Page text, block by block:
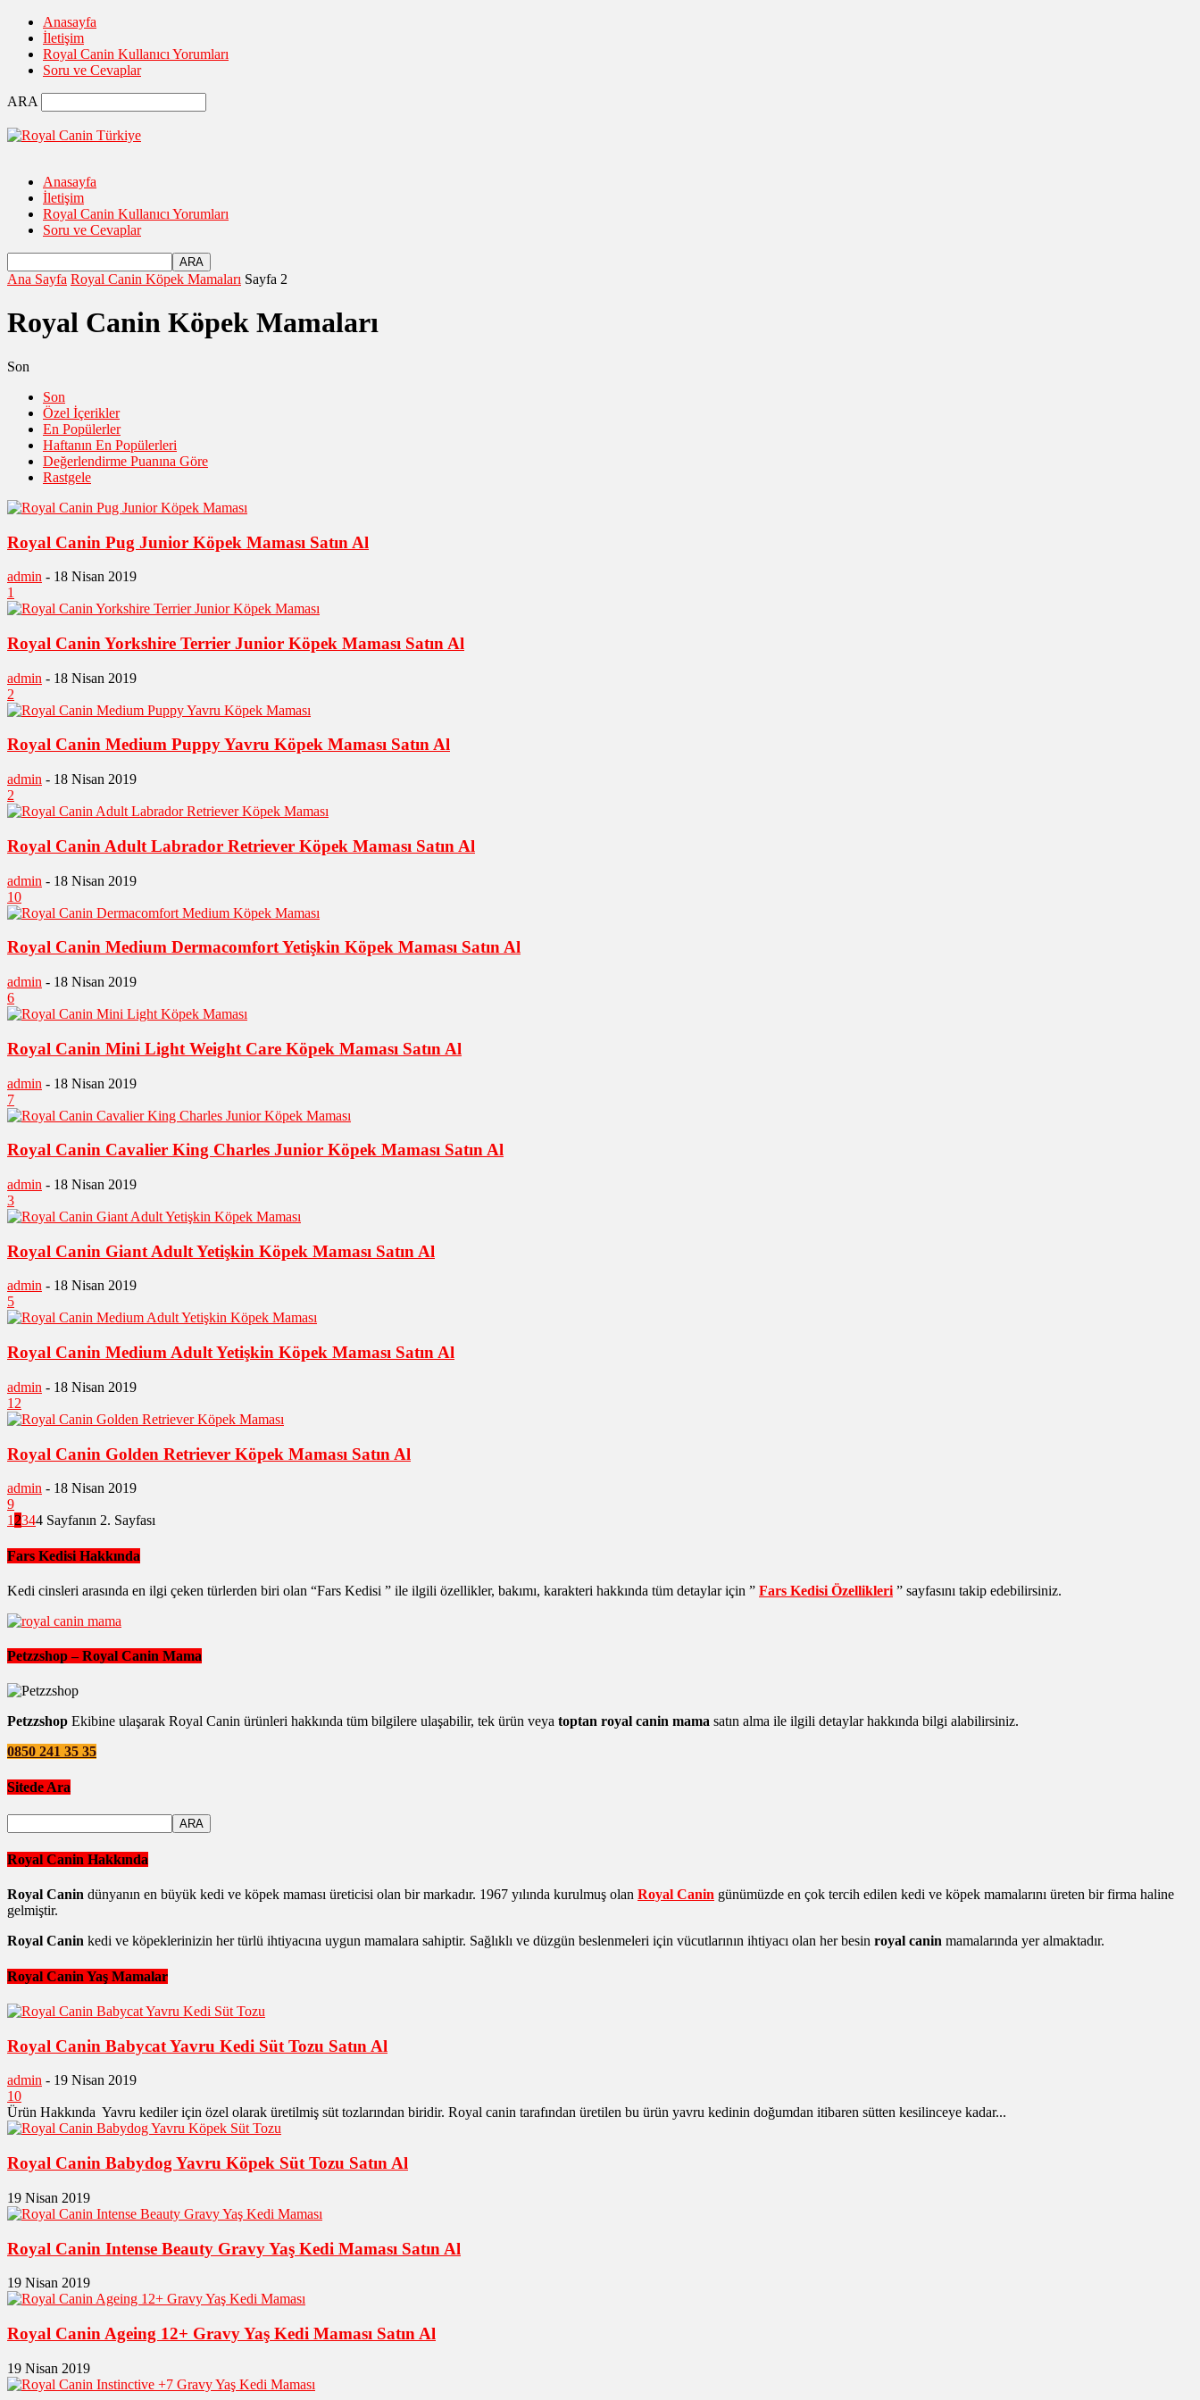
Anasayfa
İletişim
Royal Canin Kullanıcı Yorumları
Soru ve Cevaplar
ARA
Anasayfa
İletişim
Royal Canin Kullanıcı Yorumları
Soru ve Cevaplar
Ana Sayfa Royal Canin Köpek Mamaları Sayfa 2
Royal Canin Köpek Mamaları
Son
Son
Özel İçerikler
En Popülerler
Haftanın En Popülerleri
Değerlendirme Puanına Göre
Rastgele
Royal Canin Pug Junior Köpek Maması Satın Al
admin - 18 Nisan 2019
1
Royal Canin Yorkshire Terrier Junior Köpek Maması Satın Al
admin - 18 Nisan 2019
2
Royal Canin Medium Puppy Yavru Köpek Maması Satın Al
admin - 18 Nisan 2019
2
Royal Canin Adult Labrador Retriever Köpek Maması Satın Al
admin - 18 Nisan 2019
10
Royal Canin Medium Dermacomfort Yetişkin Köpek Maması Satın Al
admin - 18 Nisan 2019
6
Royal Canin Mini Light Weight Care Köpek Maması Satın Al
admin - 18 Nisan 2019
7
Royal Canin Cavalier King Charles Junior Köpek Maması Satın Al
admin - 18 Nisan 2019
3
Royal Canin Giant Adult Yetişkin Köpek Maması Satın Al
admin - 18 Nisan 2019
5
Royal Canin Medium Adult Yetişkin Köpek Maması Satın Al
admin - 18 Nisan 2019
12
Royal Canin Golden Retriever Köpek Maması Satın Al
admin - 18 Nisan 2019
9
1 2344 Sayfanın 2. Sayfası
Fars Kedisi Hakkında
Kedi cinsleri arasında en ilgi çeken türlerden biri olan “Fars Kedisi ” ile ilgili özellikler, bakımı, karakteri hakkında tüm detaylar için ” Fars Kedisi Özellikleri ” sayfasını takip edebilirsiniz.
Petzzshop – Royal Canin Mama
Petzzshop Ekibine ulaşarak Royal Canin ürünleri hakkında tüm bilgilere ulaşabilir, tek ürün veya toptan royal canin mama satın alma ile ilgili detaylar hakkında bilgi alabilirsiniz.
0850 241 35 35
Sitede Ara
Royal Canin Hakkında
Royal Canin dünyanın en büyük kedi ve köpek maması üreticisi olan bir markadır. 1967 yılında kurulmuş olan Royal Canin günümüzde en çok tercih edilen kedi ve köpek mamalarını üreten bir firma haline
gelmiştir.
Royal Canin kedi ve köpeklerinizin her türlü ihtiyacına uygun mamalara sahiptir. Sağlıklı ve düzgün beslenmeleri için vücutlarının ihtiyacı olan her besin royal canin mamalarında yer almaktadır.
Royal Canin Yaş Mamalar
Royal Canin Babycat Yavru Kedi Süt Tozu Satın Al
admin - 19 Nisan 2019
10
Ürün Hakkında Yavru kediler için özel olarak üretilmiş süt tozlarından biridir. Royal canin tarafından üretilen bu ürün yavru kedinin doğumdan itibaren sütten kesilinceye kadar...
Royal Canin Babydog Yavru Köpek Süt Tozu Satın Al
19 Nisan 2019
Royal Canin Intense Beauty Gravy Yaş Kedi Maması Satın Al
19 Nisan 2019
Royal Canin Ageing 12+ Gravy Yaş Kedi Maması Satın Al
19 Nisan 2019